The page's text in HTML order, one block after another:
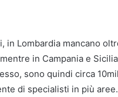
in Lombardia mancano
in Campania e
sono quindi circa
di specialisti in più aree.